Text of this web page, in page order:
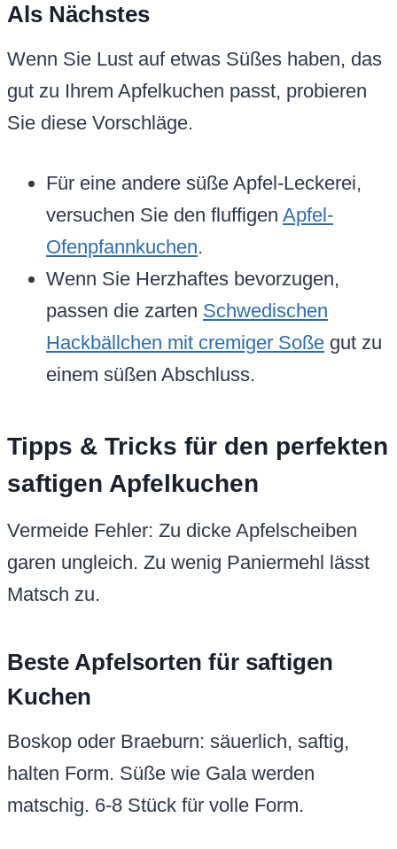
Als Nächstes
Wenn Sie Lust auf etwas Süßes haben, das
gut zu Ihrem Apfelkuchen passt, probieren
Sie diese Vorschläge.
Für eine andere süße Apfel-Leckerei,
versuchen Sie den fluffigen Apfel-
Ofenpfannkuchen.
Wenn Sie Herzhaftes bevorzugen,
passen die zarten Schwedischen
Hackbällchen mit cremiger Soße gut zu
einem süßen Abschluss.
Tipps & Tricks für den perfekten
saftigen Apfelkuchen
Vermeide Fehler: Zu dicke Apfelscheiben
garen ungleich. Zu wenig Paniermehl lässt
Matsch zu.
Beste Apfelsorten für saftigen
Kuchen
Boskop oder Braeburn: säuerlich, saftig,
halten Form. Süße wie Gala werden
matschig. 6-8 Stück für volle Form.